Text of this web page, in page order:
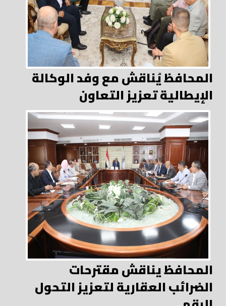
المحافظ يُناقش مع وفد الوكالة
الإيطالية تعزيز التعاون
المحافظ يناقش مقترحات
الضرائب العقارية لتعزيز التحول